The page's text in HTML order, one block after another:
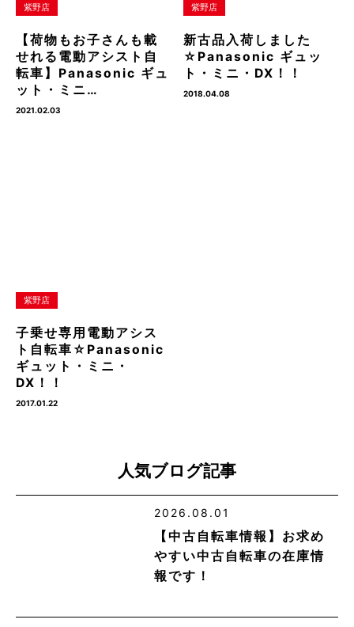
紫野店
【荷物もお子さんも載
せれる電動アシスト自
転車】Panasonic ギュ
ット・ミニ…
2021.02.03
紫野店
新古品入荷しました
☆Panasonic ギュッ
ト・ミニ・DX！！
2018.04.08
紫野店
子乗せ専用電動アシス
ト自転車☆Panasonic
ギュット・ミニ・
DX！！
2017.01.22
人気ブログ記事
2026.08.01
【中古自転車情報】お求め
やすい中古自転車の在庫情
報です！